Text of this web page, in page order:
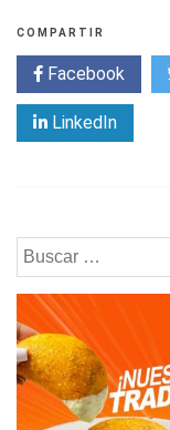
COMPARTIR
Facebook
LinkedIn
Buscar: